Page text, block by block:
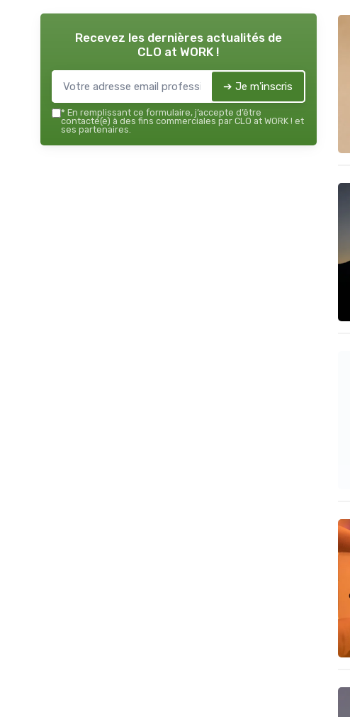
Recevez les dernières actualités de
CLO at WORK !
➔ Je m'inscris
* En remplissant ce formulaire, j’accepte d’être
contacté(e) à des fins commerciales par CLO at WORK ! et
ses partenaires.